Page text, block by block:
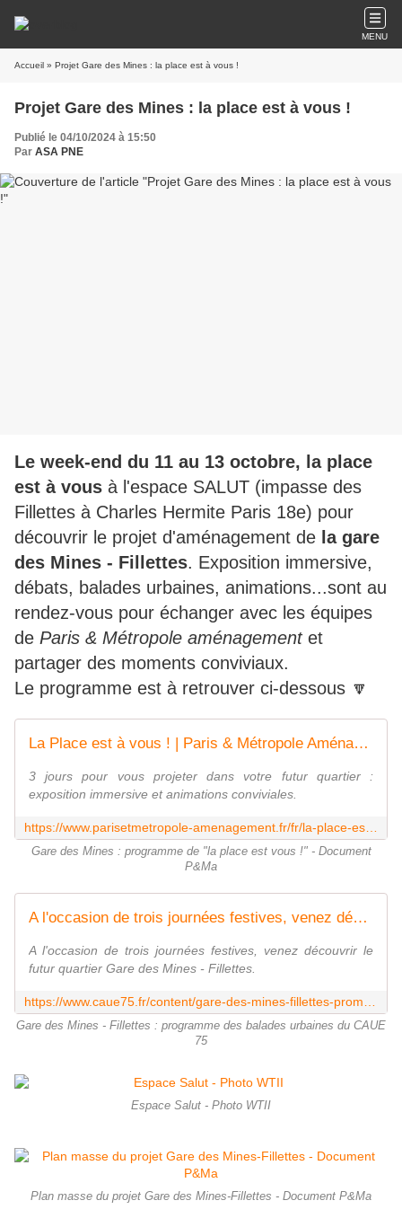
MENU
Accueil » Projet Gare des Mines : la place est à vous !
Projet Gare des Mines : la place est à vous !
Publié le 04/10/2024 à 15:50
Par ASA PNE
Le week-end du 11 au 13 octobre, la place
est à vous à l'espace SALUT (impasse des
Fillettes à Charles Hermite Paris 18e) pour
découvrir le projet d'aménagement de la gare
des Mines - Fillettes. Exposition immersive,
débats, balades urbaines, animations...sont au
rendez-vous pour échanger avec les équipes
de Paris & Métropole aménagementet
partager des moments conviviaux.
Le programme est à retrouver ci-dessous 🔽
La Place est à vous ! | Paris & Métropole Aménagement
3 jours pour vous projeter dans votre futur quartier :
exposition immersive et animations conviviales.
Gare des Mines : programme de "la place est vous !" - Document
P&Ma
A l'occasion de trois journées festives, venez découvrir le futur quartier Gare des Mines - Fillettes.
A l'occasion de trois journées festives, venez découvrir le
futur quartier Gare des Mines - Fillettes.
Gare des Mines - Fillettes : programme des balades urbaines du CAUE
75
Espace Salut - Photo WTII
Plan masse du projet Gare des Mines-Fillettes - Document P&Ma